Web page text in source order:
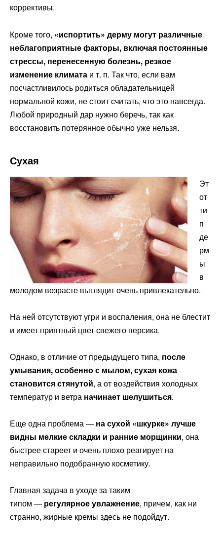
коррективы.
Кроме того, «испортить» дерму могут различные
неблагоприятные факторы, включая постоянные
стрессы, перенесенную болезнь, резкое
изменение климата и т. п. Так что, если вам
посчастливилось родиться обладательницей
нормальной кожи, не стоит считать, что это навсегда.
Любой природный дар нужно беречь, так как
восстановить потерянное обычно уже нельзя.
Сухая
Эт
от
ти
п
де
рм
ы
в
молодом возрасте выглядит очень привлекательно.
На ней отсутствуют угри и воспаления, она не блестит
и имеет приятный цвет свежего персика.
Однако, в отличие от предыдущего типа, после
умывания, особенно с мылом, сухая кожа
становится стянутой, а от воздействия холодных
температур и ветра начинает шелушиться.
Еще одна проблема — на сухой «шкурке» лучше
видны мелкие складки и ранние морщинки, она
быстрее стареет и очень плохо реагирует на
неправильно подобранную косметику.
Главная задача в уходе за таким
типом — регулярное увлажнение, причем, как ни
странно, жирные кремы здесь не подойдут.